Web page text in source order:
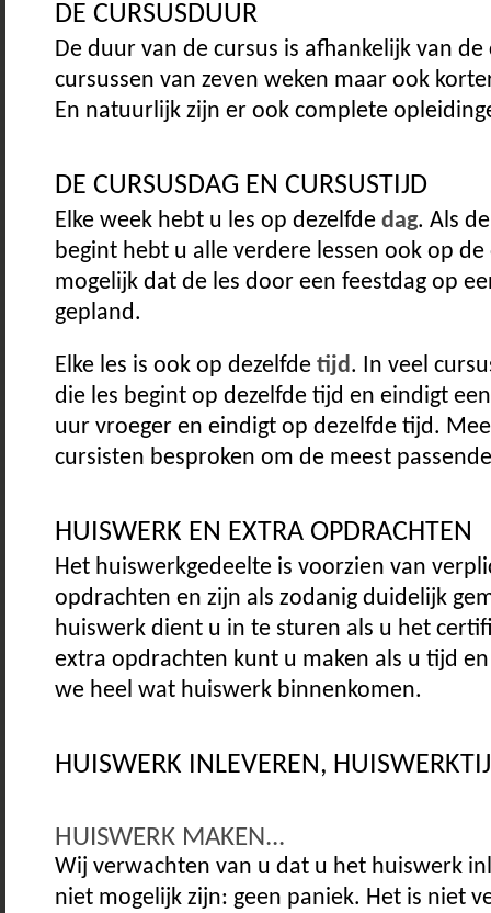
DE CURSUSDUUR
De duur van de cursus is afhankelijk van de
cursussen van zeven weken maar ook
En natuurlijk zijn er ook complete
DE CURSUSDAG EN CURSUSTIJD
Elke week hebt u les op dezelfde dag. Als
begint hebt u alle verdere lessen ook op de
mogelijk dat de les door een feestdag op
gepland.
Elke les is ook op dezelfde tijd. In veel
die les begint op dezelfde tijd en eindigt
uur vroeger en eindigt op dezelfde tijd.
cursisten besproken om de meest
HUISWERK EN EXTRA OPDRACHTEN
Het huiswerkgedeelte is voorzien van
opdrachten en zijn als zodanig duidelijk
huiswerk dient u in te sturen als u het
extra opdrachten kunt u maken als u tijd
we heel wat huiswerk binnenkomen.
HUISWERK INLEVEREN,
HUISWERK MAKEN...
Wij verwachten van u dat u het huiswerk
niet mogelijk zijn: geen paniek. Het is niet